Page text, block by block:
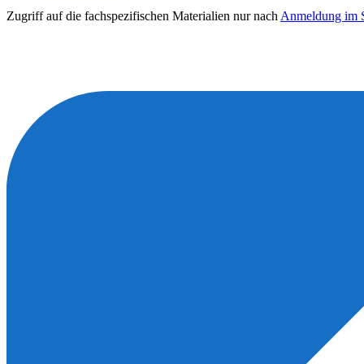
Zugriff auf die fachspezifischen Materialien nur nach Anmeldung im